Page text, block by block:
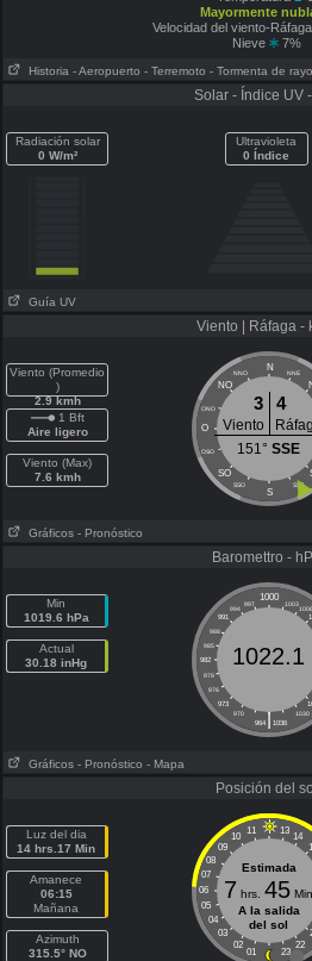
Mayormente
Velocidad del viento-Ráfaga
Nieve
7%
Historia - Aeropuerto - Terremoto - Tormenta de
Solar - Índice UV
Radiación solar
0 W/m²
Ultravioleta
0 Índice
Guía UV
Viento | Ráfaga -
Viento (Promedio
)
2.9 kmh
1 Bft
Aire ligero
Viento (Max)
7.6 kmh
N
NNO NNE
NO
ONO
O
OSO
SO
SSO SSE
S
3 4
Viento
151°SSE
Gráficos - Pronóstico
Baromettro -
Min
1019.6 hPa
Actual
30.18 inHg
1000
997 1003
994
1006
991
988
985
982
979
976
973
970
1030
|
964 1036
1022.1
Gráficos - Pronóstico - Mapa
Posición del sol
Luz del dia
14 hrs.17 Min
Amanece
06:15
Mañana
Azimuth
315.5° NO
11 13
10
14
09
08
07
06
05
04
03
02
22
01 23
Estimada
7 hrs.45 Min
A la salida
del sol